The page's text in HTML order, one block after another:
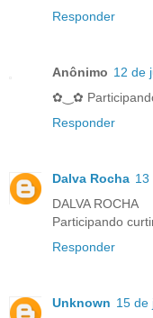
Responder
Anônimo 12 de
✿‿✿
Responder
Dalva Rocha 13
DALVA ROCHA
Participando
Responder
Unknown 15 de